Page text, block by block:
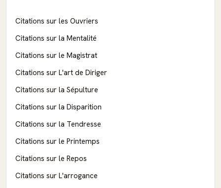
Citations sur les Ouvriers
Citations sur la Mentalité
Citations sur le Magistrat
Citations sur L'art de Diriger
Citations sur la Sépulture
Citations sur la Disparition
Citations sur la Tendresse
Citations sur le Printemps
Citations sur le Repos
Citations sur L'arrogance